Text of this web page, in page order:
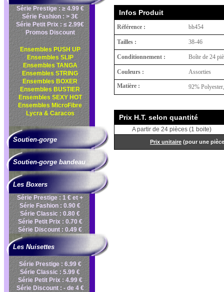
Série Prestige : ≥ 4.99 €
Série Fashion : > 3€
Série Petit Prix : ≤ 2.99€
Promos Discount
Ensembles PUSH UP
Ensembles SLIP
Ensembles TANGA
Ensembles STRING
Ensembles BOXER
Ensembles BUSTIER
Ensembles SEXY HOT
Ensembles MicroFibre
Lycra & Caracos
Soutien-gorge
Soutien-gorge bandeau
Les Boxers
Série Prestige : 1 € et +
Série Fashion : 0.90 €
Série Classic : 0.80 €
Série Petit Prix : 0.70 €
Série Discount : 0.49 €
Les Nuisettes
Série Prestige : 6.99 €
Série Classic : 5.99 €
Série Petit Prix : 4.99 €
Série Discount : - de 4 €
Infos Produit
Référence : bh454
Tailles : 38-46
Conditionnement : Boîte de 24
Couleurs :
Assorties
Matière :
92%
Prix H.T. selon quantité
A partir de 24 pièces (1 boite)
Prix unitaire (pour une